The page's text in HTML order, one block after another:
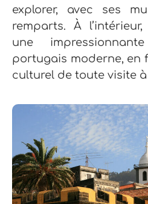
explorer, avec ses
remparts. À
une
portugais moderne,
culturel de toute visite